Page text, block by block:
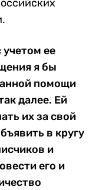
ее
я бы
помощи
далее. Ей
их за свой
в кругу
и
его и